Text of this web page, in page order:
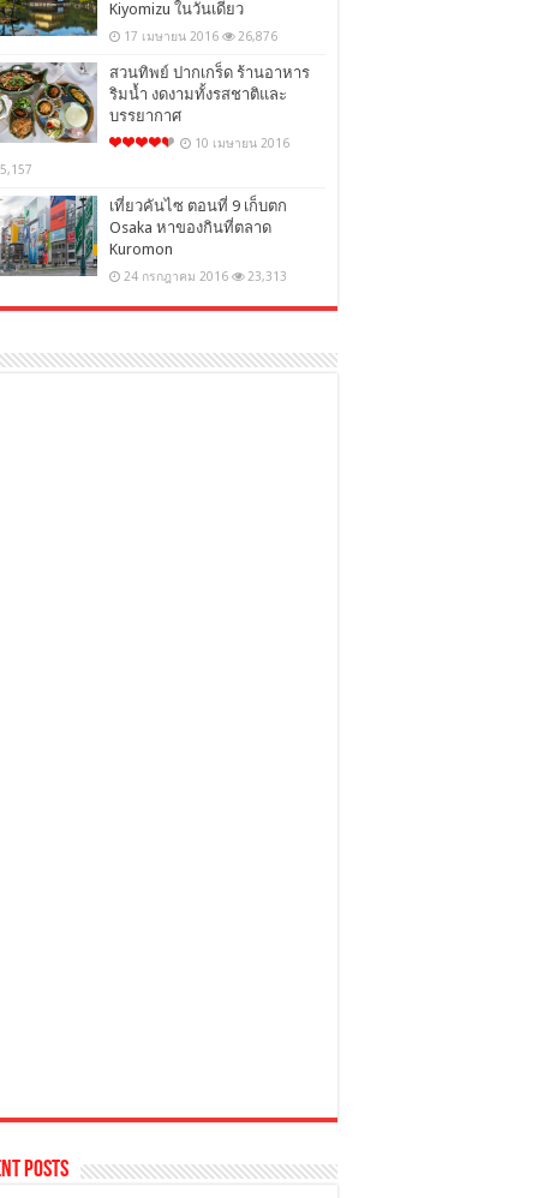
Kiyomizu ในวันเดียว
17 เมษายน 2016 26,876
สวนทิพย์ ปากเกร็ด ร้านอาหาร
ริมน้ำ งดงามทั้งรสชาติและ
บรรยากาศ
10 เมษายน 2016
เที่ยวคันไซ ตอนที่ 9 เก็บตก
Osaka หาของกินที่ตลาด
Kuromon
24 กรกฎาคม 2016 23,313
Posts